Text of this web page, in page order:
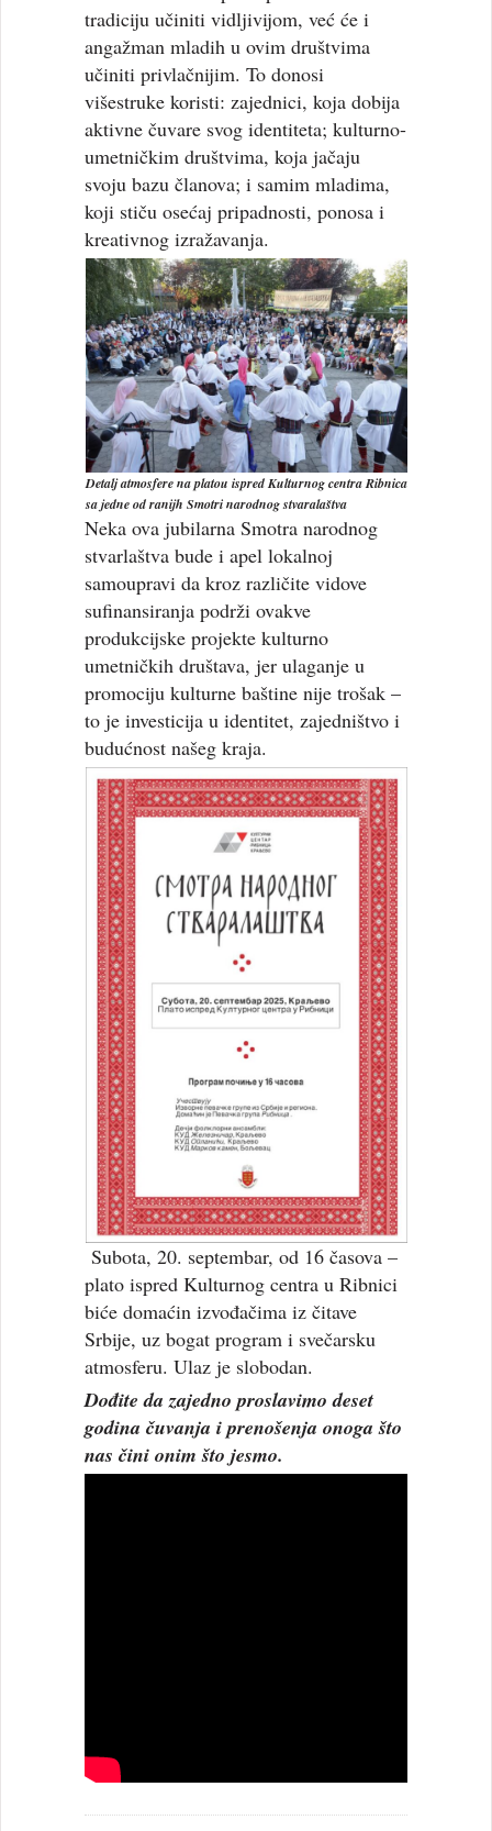
tradiciju učiniti vidljivijom, već će i
angažman mladih u ovim društvima
učiniti privlačnijim. To donosi
višestruke koristi: zajednici, koja dobija
aktivne čuvare svog identiteta; kulturno-
umetničkim društvima, koja jačaju
svoju bazu članova; i samim mladima,
koji stiču osećaj pripadnosti, ponosa i
kreativnog izražavanja.
Detalj atmosfere na platou ispred Kulturnog centra Ribnica
sa jedne od ranijh Smotri narodnog stvaralaštva
Neka ova jubilarna Smotra narodnog
stvarlaštva bude i apel lokalnoj
samoupravi da kroz različite vidove
sufinansiranja podrži ovakve
produkcijske projekte kulturno
umetničkih društava, jer ulaganje u
promociju kulturne baštine nije trošak –
to je investicija u identitet, zajedništvo i
budućnost našeg kraja.
Subota, 20. septembar, od 16 časova –
plato ispred Kulturnog centra u Ribnici
biće domaćin izvođačima iz čitave
Srbije, uz bogat program i svečarsku
atmosferu. Ulaz je slobodan.
Dođite da zajedno proslavimo deset
godina čuvanja i prenošenja onoga što
nas čini onim što jesmo.